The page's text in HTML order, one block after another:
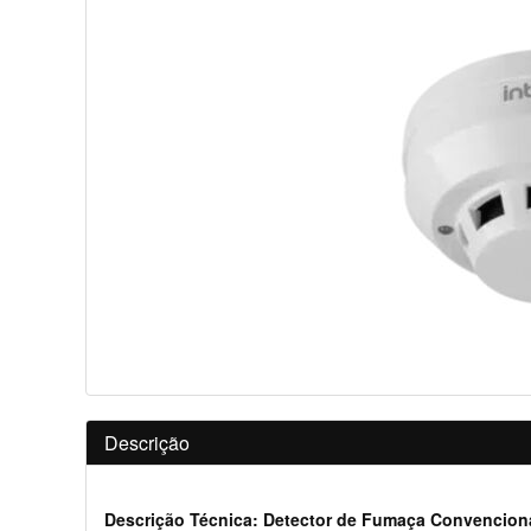
Descrição
Descrição Técnica: Detector de Fumaça